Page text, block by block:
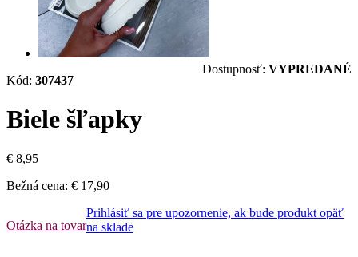
Kód: 307437
Dostupnosť: VYPREDANÉ
Biele šľapky
€ 8,95
Bežná cena: € 17,90
Otázka na tovar
Prihlásiť sa pre upozornenie, ak bude produkt opäť
na sklade